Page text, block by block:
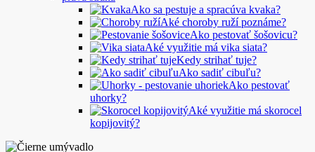
Ako sa pestuje a spracúva kvaka?
Aké choroby ruží poznáme?
Ako pestovať šošovicu?
Aké využitie má vika siata?
Kedy strihať tuje?
Ako sadiť cibuľu?
Ako pestovať
uhorky?
Aké využitie má skorocel
kopijovitý?